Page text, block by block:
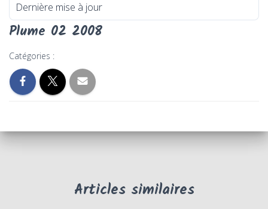
Dernière mise à jour
Plume 02 2008
Catégories :
Articles similaires